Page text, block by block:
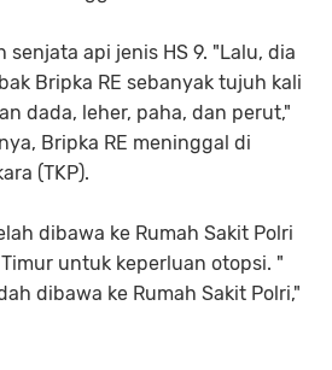
senjata api jenis HS 9. "Lalu, dia
Bripka RE sebanyak tujuh kali
dada, leher, paha, dan perut,"
Bripka RE meninggal di
(TKP).
dibawa ke Rumah Sakit Polri
untuk keperluan otopsi. "
dibawa ke Rumah Sakit Polri,"